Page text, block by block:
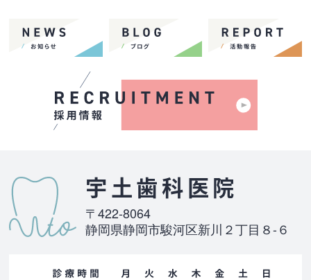
宇土歯科医院
〒422-8064
静岡県静岡市駿河区新川２丁目８-６